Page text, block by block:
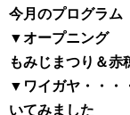
今月のプログラム
▼オープニング
もみじまつり＆赤
▼ワイガヤ・・・
いてみました